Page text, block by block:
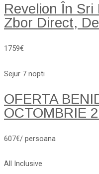
Revelion În
Zbor Direct,
1759€
Sejur 7 nopti
OFERTA
OCTOMBRIE
607€/ persoana
All Inclusive